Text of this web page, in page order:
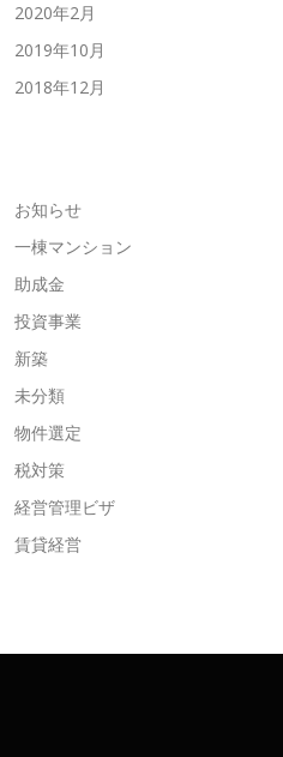
2020年2月
2019年10月
2018年12月
お知らせ
一棟マンション
助成金
投資事業
新築
未分類
物件選定
税対策
経営管理ビザ
賃貸経営